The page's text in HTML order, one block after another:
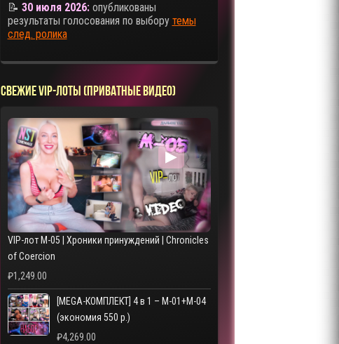
📝 30 июля 2026:опубликованы
результаты голосования по выбору темы
след. ролика
СВЕЖИЕ VIP-ЛОТЫ (ПРИВАТНЫЕ ВИДЕО)
▶
VIP-лот M-05 | Хроники принуждений | Chronicles
of Coercion
₽1,249.00
[MEGA-КОМПЛЕКТ] 4 в 1 – M-01+M-04
(экономия 550 р.)
₽4,269.00